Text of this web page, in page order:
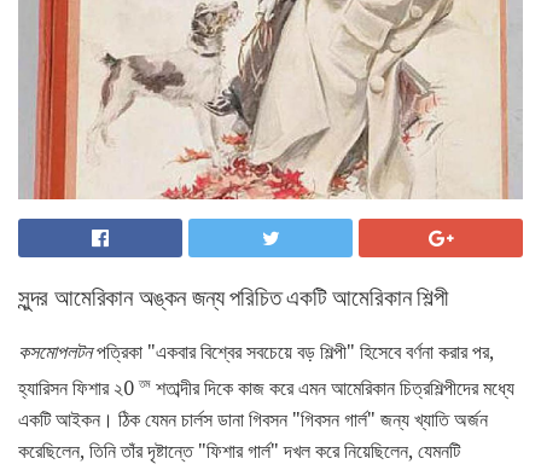
সুন্দর আমেরিকান অঙ্কন জন্য পরিচিত একটি আমেরিকান শিল্পী
কসমোপলটনপত্রিকা "একবার বিশ্বের সবচেয়ে বড় শিল্পী" হিসেবে বর্ণনা করার পর,
হ্যারিসন ফিশার ২0তম শতাব্দীর দিকে কাজ করে এমন আমেরিকান চিত্রশিল্পীদের মধ্যে
একটি আইকন। ঠিক যেমন চার্লস ডানা গিবসন "গিবসন গার্ল" জন্য খ্যাতি অর্জন
করেছিলেন, তিনি তাঁর দৃষ্টান্তে "ফিশার গার্ল" দখল করে নিয়েছিলেন, যেমনটি